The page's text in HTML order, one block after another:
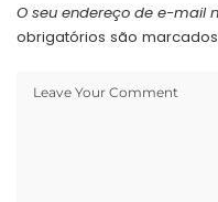
O seu endereço de e-mail
obrigatórios são